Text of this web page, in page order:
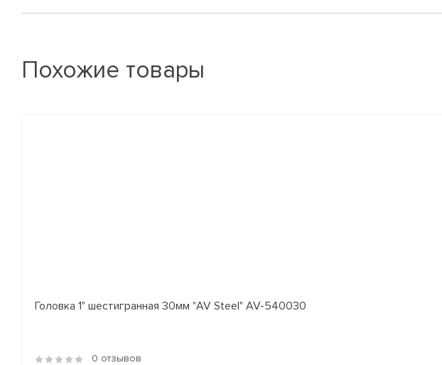
Похожие товары
Головка 1" шестигранная 30мм "AV Steel" AV-540030
0 отзывов